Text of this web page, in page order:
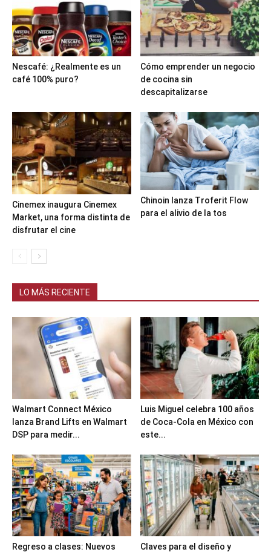
Nescafé: ¿Realmente es un
café 100% puro?
Cómo emprender un negocio
de cocina sin
descapitalizarse
Cinemex inaugura Cinemex
Market, una forma distinta de
disfrutar el cine
Chinoin lanza Troferit Flow
para el alivio de la tos
LO MÁS RECIENTE
Walmart Connect México
lanza Brand Lifts en Walmart
DSP para medir...
Luis Miguel celebra 100 años
de Coca-Cola en México con
este...
Regreso a clases: Nuevos
Claves para el diseño y